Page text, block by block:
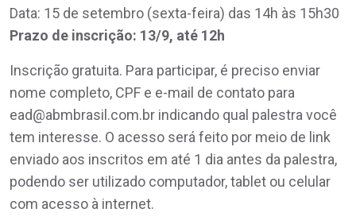
Data: 15 de setembro (sexta-feira) das 14h às 15h30
Prazo de inscrição: 13/9, até 12h
Inscrição gratuita. Para participar, é preciso enviar
nome completo, CPF e e-mail de contato para
ead@abmbrasil.com.br indicando qual palestra você
tem interesse. O acesso será feito por meio de link
enviado aos inscritos em até 1 dia antes da palestra,
podendo ser utilizado computador, tablet ou celular
com acesso à internet.